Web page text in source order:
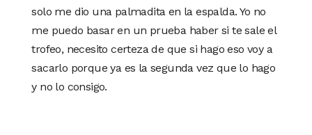
solo me dio una palmadita en la espalda. Yo no
me puedo basar en un prueba haber si te sale el
trofeo, necesito certeza de que si hago eso voy a
sacarlo porque ya es la segunda vez que lo hago
y no lo consigo.